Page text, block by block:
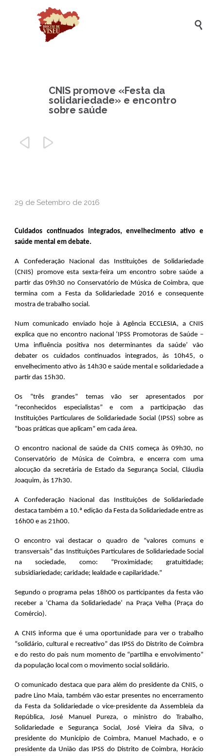

CNIS promove «Festa da
solidariedade» e encontro
sobre saúde
 
29 de Setembro de 2016
Cuidados continuados integrados, envelhecimento ativo e
saúde mental em debate.
A Confederação Nacional das Instituições de Solidariedade
(CNIS) promove esta sexta-feira um encontro sobre saúde a
partir das 09h30 no Conservatório de Música de Coimbra, que
termina com a Festa da Solidariedade 2016 e consequente
mostra de trabalho social.
Num comunicado enviado hoje à Agência ECCLESIA, a CNIS
explica que no encontro nacional ‘IPSS Promotoras de Saúde –
Uma influência positiva nos determinantes da saúde’ vão
debater os cuidados continuados integrados, às 10h45, o
envelhecimento ativo às 14h30 e saúde mental e solidariedade a
partir das 15h30.
Os “três grandes” temas vão ser apresentados por
“reconhecidos especialistas” e com a participação das
Instituições Particulares de Solidariedade Social (IPSS) sobre as
“boas práticas que aplicam” em cada área.
O encontro nacional de saúde da CNIS começa às 09h30, no
Conservatório de Música de Coimbra, e encerra com uma
alocução da secretária de Estado da Segurança Social, Cláudia
Joaquim, às 17h30.
A Confederação Nacional das Instituições de Solidariedade
destaca também a 10.ª edição da Festa da Solidariedade entre as
16h00 e as 21h00.
O encontro vai destacar o quadro de “valores comuns e
transversais” das Instituições Particulares de Solidariedade Social
na sociedade, como: “Proximidade; gratuitidade;
subsidiariedade; caridade; lealdade e capilaridade.”
Segundo o programa pelas 18h00 os participantes da festa vão
receber a ‘Chama da Solidariedade’ na Praça Velha (Praça do
Comércio).
A CNIS informa que é uma oportunidade para ver o trabalho
“solidário, cultural e recreativo” das IPSS do Distrito de Coimbra
e do resto do país num momento de “partilha e envolvimento”
da população local com o movimento social solidário.
O comunicado destaca que para além do presidente da CNIS, o
padre Lino Maia, também vão estar presentes no encerramento
da Festa da Solidariedade o vice-presidente da Assembleia da
República, José Manuel Pureza, o ministro do Trabalho,
Solidariedade e Segurança Social, José Vieira da Silva, o
presidente do Município de Coimbra, Manuel Machado, e o
presidente da União das IPSS do Distrito de Coimbra, Horácio